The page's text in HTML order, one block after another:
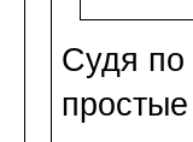
Судя по